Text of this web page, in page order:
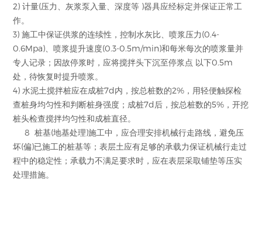
2) 计量(压力、灰浆泵入量、深度等 )器具应经标定并保证正常工
作。
3) 施工中保证供浆的连续性，控制水灰比、喷浆压力(0.4-
0.6Mpa)、喷浆提升速度(0.3-0.5m/min)和每米每次的喷浆量并
专人记录；因故停浆时，应将搅拌头下沉至停浆点 以下0.5m
处，待恢复时提升喷浆。
4) 水泥土搅拌桩应在成桩7d内，按总桩数的2%，用轻便触探检
查桩身均匀性和判断桩身强度；成桩7d后，按总桩数的5%，开挖
桩头检查搅拌均匀性和成桩直径。
8 桩基(地基处理)施工中，应合理安排机械行走路线，避免压
坏(偏)已施工的桩基等；表层土应有足够的承载力保证机械行走过
程中的稳定性；承载力不满足要求时，应在表层采取铺垫等压实
处理措施。